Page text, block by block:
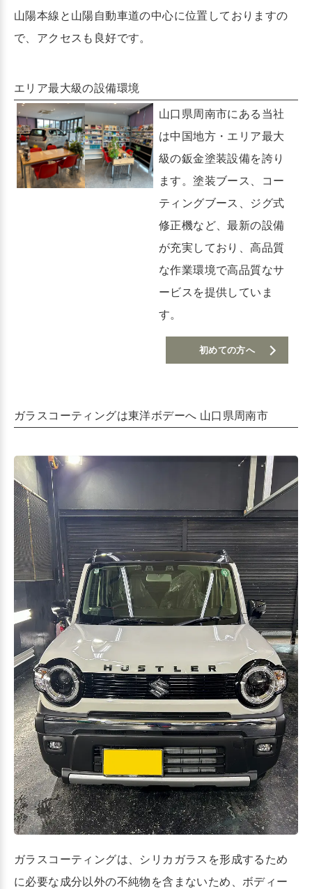
山陽本線と山陽自動車道の中心に位置しておりますの
で、アクセスも良好です。
エリア最大級の設備環境
山口県周南市にある当社
は中国地方・エリア最大
級の鈑金塗装設備を誇り
ます。塗装ブース、コー
ティングブース、ジグ式
修正機など、最新の設備
が充実しており、高品質
な作業環境で高品質なサ
ービスを提供していま
す。
初めての方へ
ガラスコーティングは東洋ボデーへ 山口県周南市
ガラスコーティングは、シリカガラスを形成するため
に必要な成分以外の不純物を含まないため、ボディー